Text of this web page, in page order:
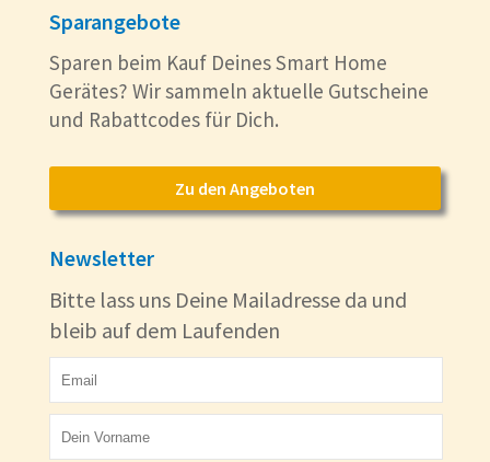
Sparangebote
Sparen beim Kauf Deines Smart Home
Gerätes? Wir sammeln aktuelle Gutscheine
und Rabattcodes für Dich.
Zu den Angeboten
Newsletter
Bitte lass uns Deine Mailadresse da und
bleib auf dem Laufenden